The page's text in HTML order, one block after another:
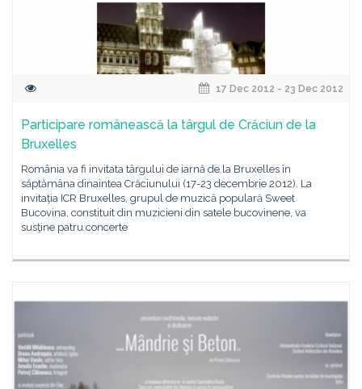
17 Dec 2012 - 23 Dec 2012
Participare românească la târgul de Crăciun de la
Bruxelles
România va fi invitata târgului de iarnă de la Bruxelles în
săptămâna dinaintea Crăciunului (17-23 decembrie 2012). La
invitația ICR Bruxelles, grupul de muzică populară Sweet
Bucovina, constituit din muzicieni din satele bucovinene, va
susţine patru concerte